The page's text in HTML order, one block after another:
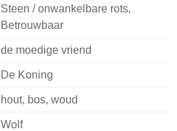
Steen / onwankelbare rots,
Betrouwbaar
de moedige vriend
De Koning
hout, bos, woud
Wolf